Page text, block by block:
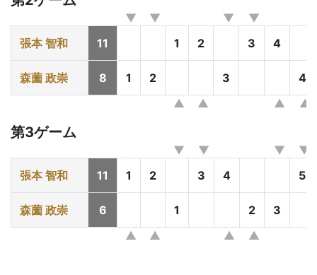
張本 智和 11 1 2 3 4
森薗 政崇 8 1 2 3 4
第3ゲーム
張本 智和 11 1 2 3 4 5
森薗 政崇 6 1 2 3